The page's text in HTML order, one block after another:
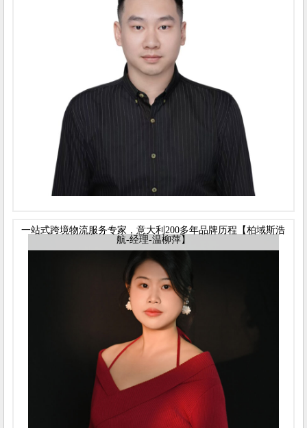
一站式跨境物流服务专家，意大利200多年品牌历程【柏域斯浩
航-经理-温柳萍】